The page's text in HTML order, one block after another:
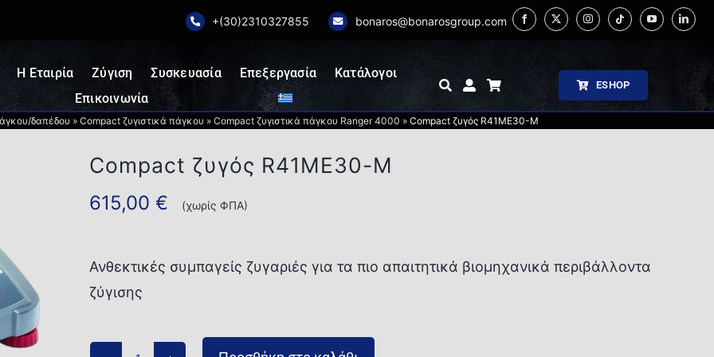
+(30)2310327855 bonaros@bonarosgroup.com
Η Εταιρία Ζύγιση Συσκευασία Επεξεργασία
Κατάλογοι
Επικοινωνία
ESHOP
δαπέδου » Compact ζυγιστικά πάγκου » Compact ζυγιστικά πάγκου Ranger 4000 » Compact ζυγός R41ME30-M
Compact ζυγός R41ME30-M
615,00 € (χωρίς ΦΠΑ)
Ανθεκτικές συμπαγείς ζυγαριές για τα πιο απαιτητικά βιομηχανικά περιβάλλοντα
ζύγισης